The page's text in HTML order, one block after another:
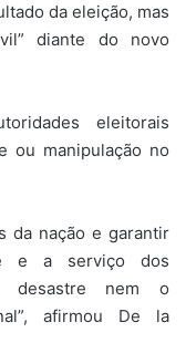
da eleição, mas
diante do novo
eleitorais
ou manipulação no
da nação e garantir
e a serviço dos
desastre nem o
afirmou De la